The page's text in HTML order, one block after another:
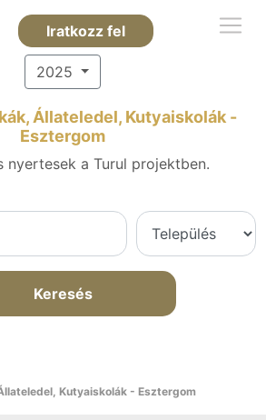
Iratkozz fel
2025
Állateledel, Kutyaiskolák -
Esztergom
nyertesek a Turul projektben.
Keresés
Kutyaiskolák - Esztergom